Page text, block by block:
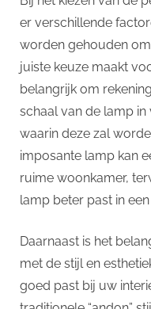
er verschillende
worden gehouden
juiste keuze maakt
belangrijk om
schaal van de lamp
waarin deze zal
imposante lamp kan
ruime woonkamer,
lamp beter past in
Daarnaast is het
met de stijl en
goed past bij uw